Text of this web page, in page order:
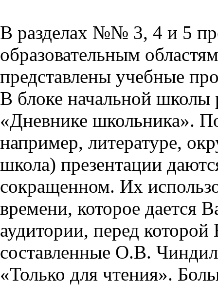
В разделах №№ 3, 4 и 5
образовательным
представлены учебные
В блоке начальной школы
«Дневнике школьника».
например, литературе,
школа) презентации
сокращенном. Их
времени, которое дается
аудитории, перед
составленные О.В.
«Только для чтения».